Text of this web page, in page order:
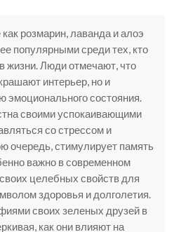
розмарин, лаванда и алоэ
популярными среди тех, кто
жизни. Люди отмечают, что
интерьер, но и
эмоционального состояния.
своими успокаивающими
со стрессом и
очередь, стимулирует память
важно в современном
целебных свойств для
здоровья и долголетия.
своих зеленых друзей в
как они влияют на